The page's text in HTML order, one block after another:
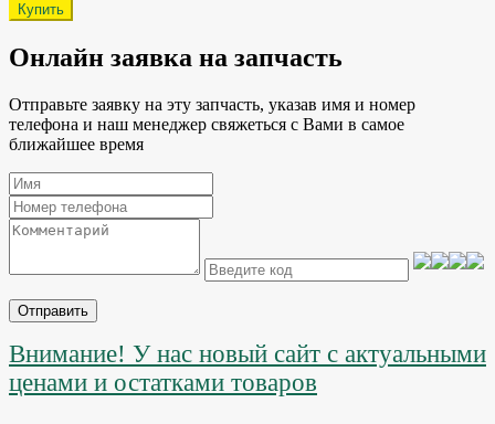
Онлайн заявка на запчасть
Отправьте заявку на эту запчасть, указав имя и номер
телефона и наш менеджер свяжеться с Вами в самое
ближайшее время
Отправить
Внимание! У нас новый сайт с актуальными
ценами и остатками товаров